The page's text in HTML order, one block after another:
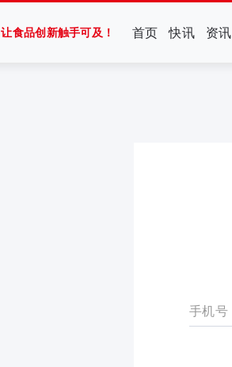
让食品创新触手可及！ 首页 快讯 资讯
手机号